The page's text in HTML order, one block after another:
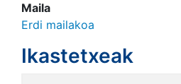
Maila
Erdi mailakoa
Ikastetxeak